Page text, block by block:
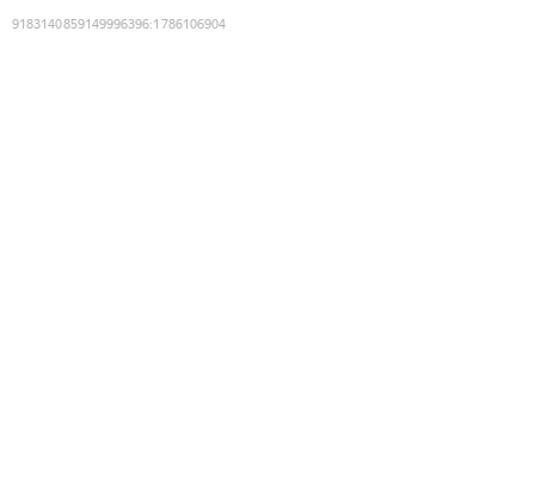
9183140859149996396:1786106904